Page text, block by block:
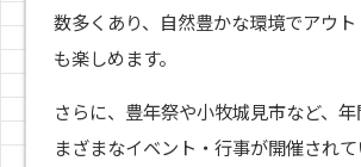
数多くあり、自然豊かな環境でアウ
も楽しめます。
さらに、豊年祭や小牧城見市など、
まざまなイベント・行事が開催され